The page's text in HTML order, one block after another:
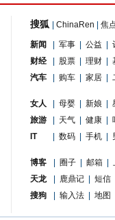
搜狐 ChinaRen 焦
新闻 军事 公益
财经
股票 理财
汽车
购车 家居
女人 母婴 新娘
旅游
天气 健康
IT
数码 手机
博客 圈子 邮箱
天龙
鹿鼎记
短信
搜狗
输入法 地图